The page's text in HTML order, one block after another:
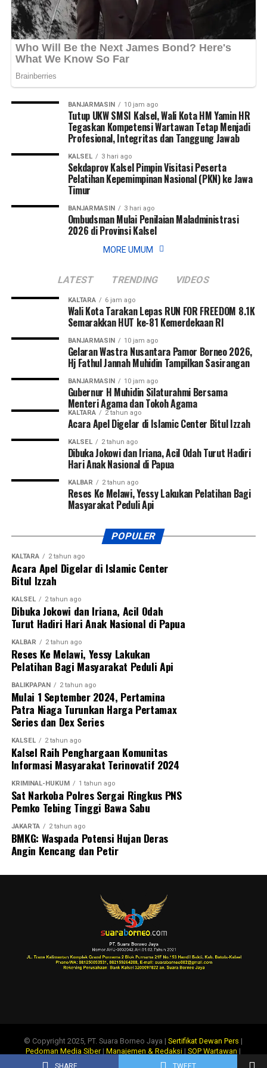
SHARE TWEET
Views: 30
Bagikan ke
WhatsApp 0
Messenger 0 Twitter/X 0
Views: 39
Bagikan ke
WhatsApp 0
Messenger 0 Twitter/X 0
BANJARMASIN 10 jam ago
Tutup UKW SMSI Kalsel, Wali Kota HM Yamin HR
Tegaskan Kompetensi Wartawan Tetap Menjadi
Profesional, Integritas dan Tanggung Jawab
KALSEL 3 hari ago
Sekdaprov Kalsel Pimpin Visitasi Peserta
Pelatihan Kepemimpinan Nasional (PKN) ke Jawa
Timur
BANJARMASIN 3 hari ago
Ombudsman Mulai Penilaian Maladministrasi
2026 di Provinsi Kalsel
MORE UMUM
LATEST TRENDING VIDEOS
KALTARA 6 jam ago
Wali Kota Tarakan Lepas RUN FOR FREEDOM 8.1K
Semarakkan HUT ke-81 Kemerdekaan RI
BANJARMASIN 10 jam ago
Gelaran Wastra Nusantara Pamor Borneo 2026,
Hj Fathul Jannah Muhidin Tampilkan Sasirangan
BANJARMASIN 10 jam ago
Gubernur H Muhidin Silaturahmi Bersama
Menteri Agama dan Tokoh Agama
KALTARA 2 tahun ago
Acara Apel Digelar di Islamic Center Bitul Izzah
KALSEL 2 tahun ago
Dibuka Jokowi dan Iriana, Acil Odah Turut Hadiri
Hari Anak Nasional di Papua
KALBAR 2 tahun ago
Reses Ke Melawi, Yessy Lakukan Pelatihan Bagi
Masyarakat Peduli Api
POPULER
KALTARA 2 tahun ago
Acara Apel Digelar di Islamic Center
Bitul Izzah
KALSEL 2 tahun ago
Dibuka Jokowi dan Iriana, Acil Odah
Turut Hadiri Hari Anak Nasional di Papua
KALBAR 2 tahun ago
Reses Ke Melawi, Yessy Lakukan
Pelatihan Bagi Masyarakat Peduli Api
BALIKPAPAN 2 tahun ago
Mulai 1 September 2024, Pertamina
Patra Niaga Turunkan Harga Pertamax
Series dan Dex Series
KALSEL 2 tahun ago
Kalsel Raih Penghargaan Komunitas
Informasi Masyarakat Terinovatif 2024
KRIMINAL-HUKUM 1 tahun ago
Sat Narkoba Polres Sergai Ringkus PNS
Pemko Tebing Tinggi Bawa Sabu
JAKARTA 2 tahun ago
BMKG: Waspada Potensi Hujan Deras
Angin Kencang dan Petir
© Copyright 2025, PT. Suara Borneo Jaya |Sertifikat Dewan Pers |
Pedoman Media Siber|Manajemen & Redaksi |SOP Wartawan |
|Info Iklan